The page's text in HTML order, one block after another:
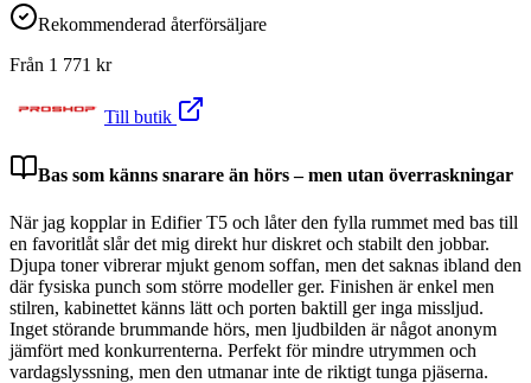
Rekommenderad återförsäljare
Från 1 771 kr
Till butik
Bas som känns snarare än hörs – men utan överraskningar
När jag kopplar in Edifier T5 och låter den fylla rummet med bas till
en favoritlåt slår det mig direkt hur diskret och stabilt den jobbar.
Djupa toner vibrerar mjukt genom soffan, men det saknas ibland den
där fysiska punch som större modeller ger. Finishen är enkel men
stilren, kabinettet känns lätt och porten baktill ger inga missljud.
Inget störande brummande hörs, men ljudbilden är något anonym
jämfört med konkurrenterna. Perfekt för mindre utrymmen och
vardagslyssning, men den utmanar inte de riktigt tunga pjäserna.